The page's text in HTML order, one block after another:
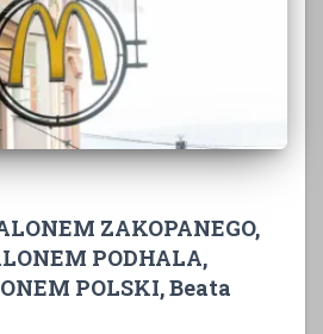
ZAKOPANEGO,
PODHALA,
POLSKI, Beata